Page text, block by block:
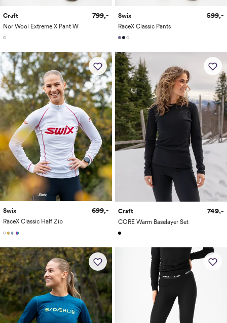
Craft
Nor Wool Extreme X Pant W
799,-
Swix
RaceX Classic Pants
599,-
Swix
RaceX Classic Half Zip
699,-
Craft
CORE Warm Baselayer Set
749,-